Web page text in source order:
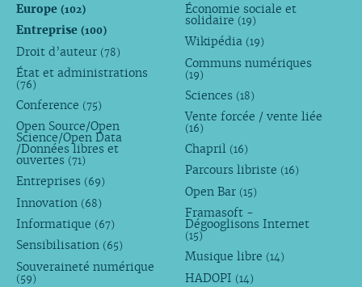
Europe (102)
Entreprise (100)
Droit d’auteur (78)
État et administrations
(76)
Conference (75)
Open Source/Open
Science/Open Data
/Données libres et
ouvertes (71)
Entreprises (69)
Innovation (68)
Informatique (67)
Sensibilisation (65)
Souveraineté numérique
(59)
Économie sociale et
solidaire (19)
Wikipédia (19)
Communs numériques
(19)
Sciences (18)
Vente forcée / vente liée
(16)
Chapril (16)
Parcours libriste (16)
Open Bar (15)
Framasoft -
Dégooglisons Internet
(15)
Musique libre (14)
HADOPI (14)